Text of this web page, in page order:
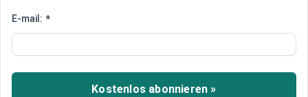
Minus acht Prozent
Börsen-Crash in China: Neue
Rekord-Verluste
Die Börsen in China stürzen weiter ab: Am
E-mail: *
Kostenlos abonnieren »